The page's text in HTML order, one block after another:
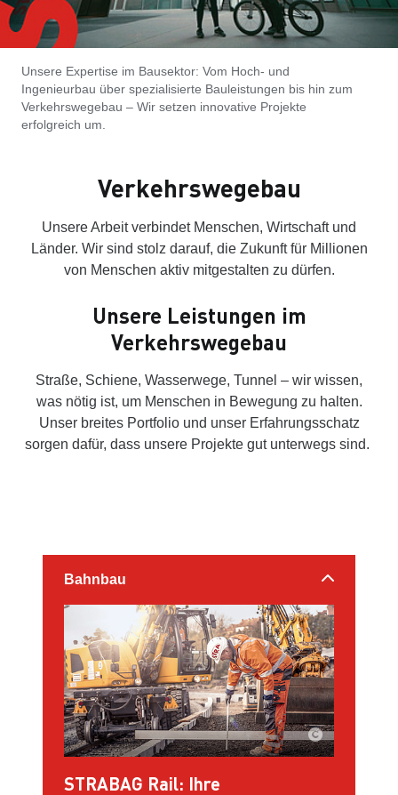
Unsere Expertise im Bausektor: Vom Hoch- und
Ingenieurbau über spezialisierte Bauleistungen bis hin zum
Verkehrswegebau – Wir setzen innovative Projekte
erfolgreich um.
Verkehrswegebau
Unsere Arbeit verbindet Menschen, Wirtschaft und
Länder. Wir sind stolz darauf, die Zukunft für Millionen
von Menschen aktiv mitgestalten zu dürfen.
Unsere Leistungen im
Verkehrswegebau
Straße, Schiene, Wasserwege, Tunnel – wir wissen,
was nötig ist, um Menschen in Bewegung zu halten.
Unser breites Portfolio und unser Erfahrungsschatz
sorgen dafür, dass unsere Projekte gut unterwegs sind.
Bahnbau
STRABAG Rail: Ihre